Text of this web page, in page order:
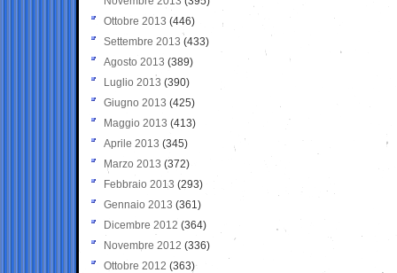
Ottobre 2013 (446)
Settembre 2013 (433)
Agosto 2013 (389)
Luglio 2013 (390)
Giugno 2013 (425)
Maggio 2013 (413)
Aprile 2013 (345)
Marzo 2013 (372)
Febbraio 2013 (293)
Gennaio 2013 (361)
Dicembre 2012 (364)
Novembre 2012 (336)
Ottobre 2012 (363)